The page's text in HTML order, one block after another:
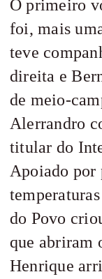
O primeiro
foi, mais
teve
direita e
de meio-
Alerrandro
titular do
Apoiado por
do Povo
que abriram
Henrique